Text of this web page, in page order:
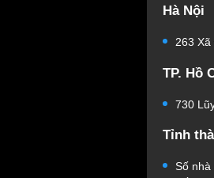
Hà Nội
263
TP. Hồ
730
Tỉnh
Số nhà